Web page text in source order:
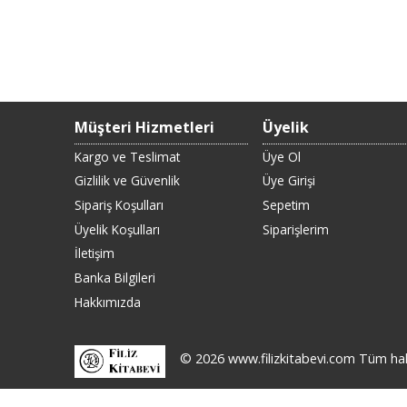
Müşteri Hizmetleri
Kargo ve Teslimat
Gizlilik ve Güvenlik
Sipariş Koşulları
Üyelik Koşulları
İletişim
Banka Bilgileri
Hakkımızda
Üyelik
Üye Ol
Üye Girişi
Sepetim
Siparişlerim
© 2026 www.filizkitabevi.com Tüm